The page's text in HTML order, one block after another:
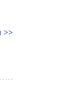
>>